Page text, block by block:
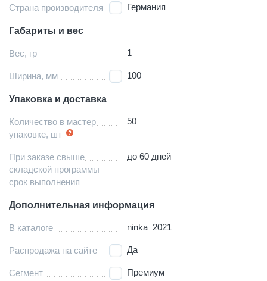
Страна производителя Германия
Габариты и вес
Вес, гр 1
Ширина, мм 100
Упаковка и доставка
Количество в мастер
упаковке, шт
50
При заказе свыше
складской программы
срок выполнения
до 60 дней
Дополнительная информация
В каталоге ninka_2021
Распродажа на сайте Да
Сегмент Премиум